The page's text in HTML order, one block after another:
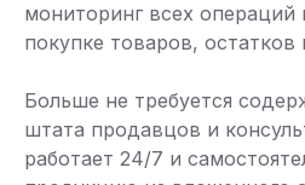
мониторинг всех
покупке товаров, остатков
Больше не требуется
штата продавцов и
работает 24/7 и